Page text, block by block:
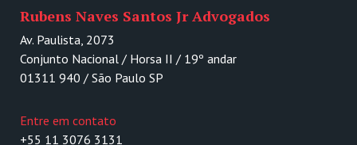
Rubens Naves Santos Jr Advogados
Av. Paulista, 2073
Conjunto Nacional / Horsa II / 19º andar
01311 940 / São Paulo SP
Entre em contato
+55 11 3076 3131